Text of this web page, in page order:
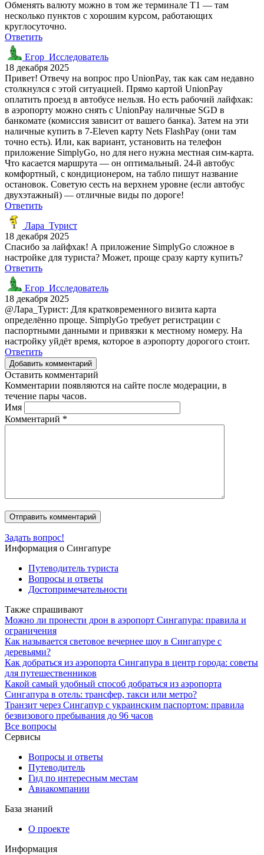
Обменять валюту можно в том же терминале T1 — там
несколько пунктов с хорошим курсом, работающих
круглосуточно.
Ответить
Егор_Исследователь
18 декабря 2025
Привет! Отвечу на вопрос про UnionPay, так как сам недавно
столкнулся с этой ситуацией. Прямо картой UnionPay
оплатить проезд в автобусе нельзя. Но есть рабочий лайфхак:
в аэропорту можно снять с UnionPay наличные SGD в
банкомате (комиссия зависит от вашего банка). Затем на эти
наличные купить в 7-Eleven карту Nets FlashPay (они там
точно есть). Или, как вариант, установить на телефон
приложение SimplyGo, но для него нужна местная сим-карта.
Что касается маршрута — он оптимальный. 24-й автобус
комфортный, с кондиционером, на табло пишут название
остановок. Советую сесть на верхнем уровне (если автобус
двухэтажный) — отличные виды по дороге!
Ответить
Лара_Турист
18 декабря 2025
Спасибо за лайфхак! А приложение SimplyGo сложное в
настройке для туриста? Может, проще сразу карту купить?
Ответить
Егор_Исследователь
18 декабря 2025
@Лара_Турист: Для кратковременного визита карта
определённо проще. SimplyGo требует регистрации с
паспортными данными и привязки к местному номеру. На
настройку уйдёт время, которое в аэропорту дорогого стоит.
Ответить
Добавить комментарий
Оставить комментарий
Комментарии появляются на сайте после модерации, в
течение пары часов.
Имя
Комментарий *
Задать вопрос!
Информация о Сингапуре
Путеводитель туриста
Вопросы и ответы
Достопримечательности
Также спрашивают
Можно ли пронести дрон в аэропорт Сингапура: правила и
ограничения
Как называется световое вечернее шоу в Сингапуре с
деревьями?
Как добраться из аэропорта Сингапура в центр города: советы
для путешественников
Какой самый удобный способ добраться из аэропорта
Сингапура в отель: трансфер, такси или метро?
Транзит через Сингапур с украинским паспортом: правила
безвизового пребывания до 96 часов
Все вопросы
Сервисы
Вопросы и ответы
Путеводитель
Гид по интересным местам
Авиакомпании
База знаний
О проекте
Информация